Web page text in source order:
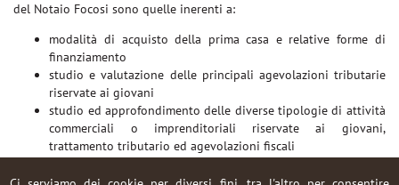
del Notaio Focosi sono quelle inerenti a:
modalità di acquisto della prima casa e relative forme di
finanziamento
studio e valutazione delle principali agevolazioni tributarie
riservate ai giovani
studio ed approfondimento delle diverse tipologie di attività
commerciali o imprenditoriali riservate ai giovani,
trattamento tributario ed agevolazioni fiscali